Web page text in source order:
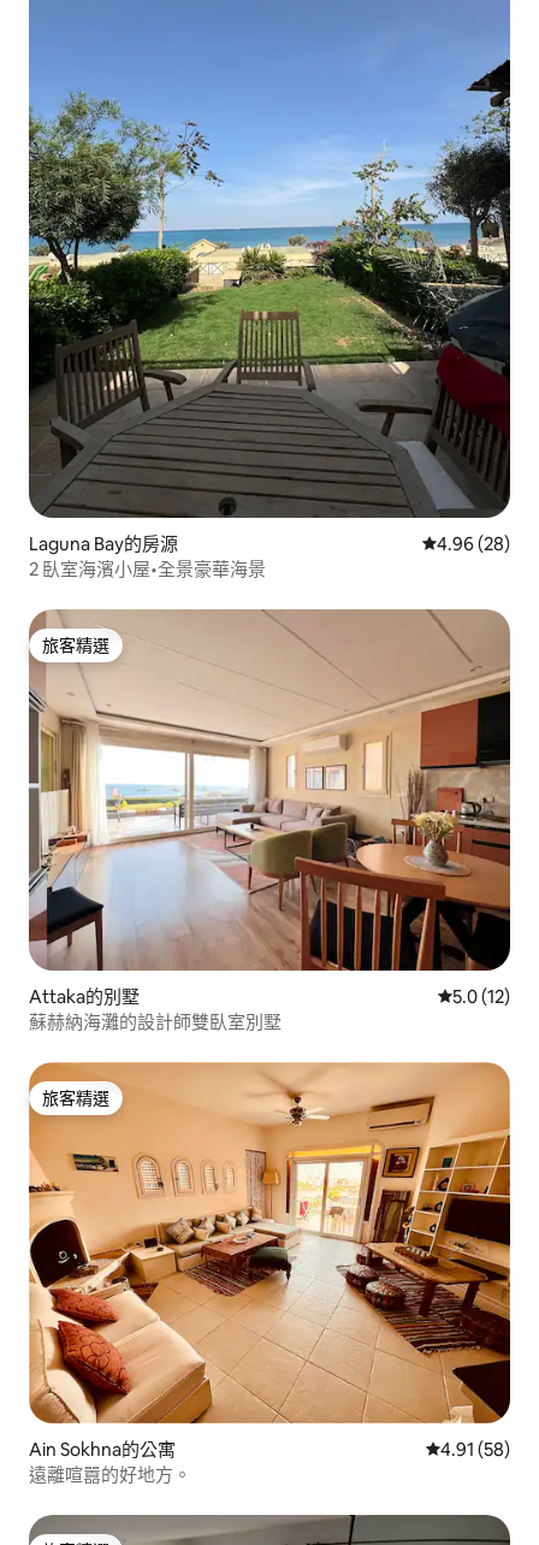
Laguna Bay的房源 從 28 則評價
4.96 (28)
2 臥室海濱小屋•全景豪華海景
旅客精選
旅客精選
Attaka的別墅 從 12 則評
5.0 (12)
蘇赫納海灘的設計師雙臥室別墅
旅客精選
旅客精選
Ain Sokhna的公寓 從 58 則評價
4.91 (58)
遠離喧囂的好地方。